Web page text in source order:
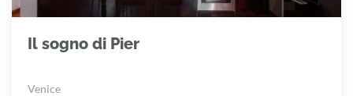
Il sogno di Pier
Venice